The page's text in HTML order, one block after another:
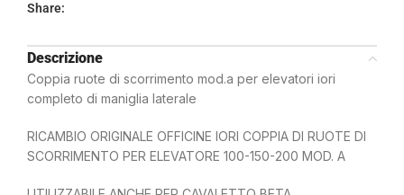
Share:
Descrizione
Coppia ruote di scorrimento mod.a per elevatori iori
completo di maniglia laterale
RICAMBIO ORIGINALE OFFICINE IORI COPPIA DI RUOTE DI
SCORRIMENTO PER ELEVATORE 100-150-200 MOD. A